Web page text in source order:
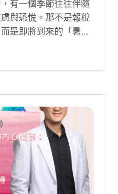
有一個季節往往伴隨
與恐慌。那不是報稅
是即將到來的「暑
親班代勞的照顧責
系統之內。對許多父